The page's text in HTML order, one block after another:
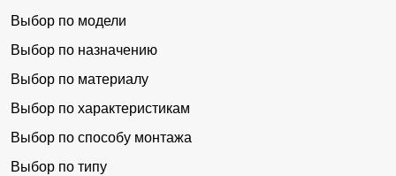
Выбор по модели
Выбор по назначению
Выбор по материалу
Выбор по характеристикам
Выбор по способу монтажа
Выбор по типу